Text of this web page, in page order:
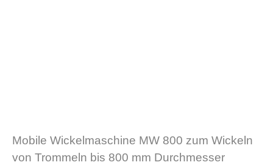
Mobile Wickelmaschine MW 800 zum Wickeln
von Trommeln bis 800 mm Durchmesser